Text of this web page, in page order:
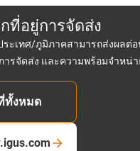
ที่อยู่การจัดส่ง
ระเทศ/ภูมิภาคสามารถส่งผลต่อ
การจัดส่ง และความพร้อมจำห
ทั้งหมด